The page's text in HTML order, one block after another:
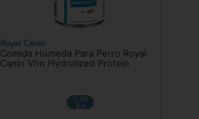
Royal Canin
Comida Húmeda Para Perro Royal
Canin Vhn Hydrolized Protein
0.38
Kg